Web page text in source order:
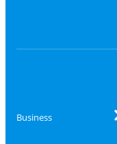
Business